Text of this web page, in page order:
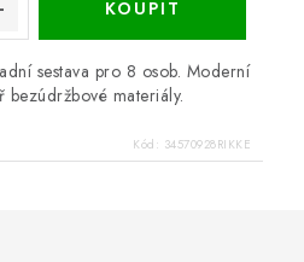
sestava pro 8 osob. Moderní
bezúdržbové materiály.
Kód: 34570928RIKKE